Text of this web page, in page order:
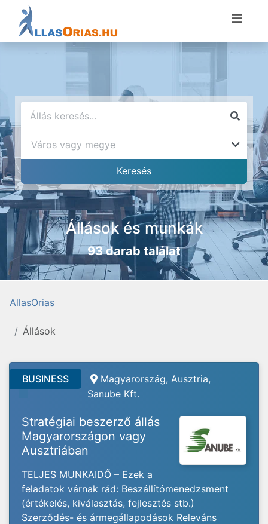
Állások és munkák
93 darab találat
AllasOrias
Állások
BUSINESS
Magyarország, Ausztria,
Sanube Kft.
Stratégiai beszerző állás
Magyarországon vagy
Ausztriában
TELJES MUNKAIDŐ – Ezek a
feladatok várnak rád: Beszállítómenedzsment
(értékelés, kiválasztás, fejlesztés stb.)
Szerződés- és ármegállapodások Releváns